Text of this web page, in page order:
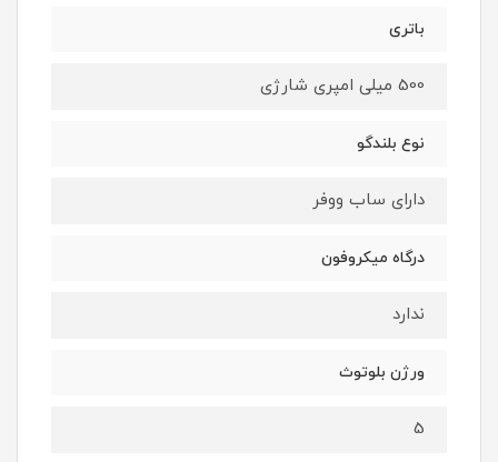
باتری
500 میلی امپری شارژی
نوع بلندگو
دارای ساب ووفر
درگاه میکروفون
ندارد
ورژن بلوتوث
5